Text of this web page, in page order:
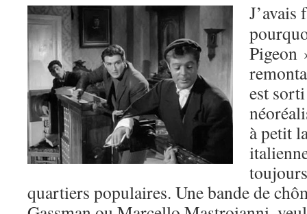
J’avais
est
à petit
quartiers populaires. Une bande de